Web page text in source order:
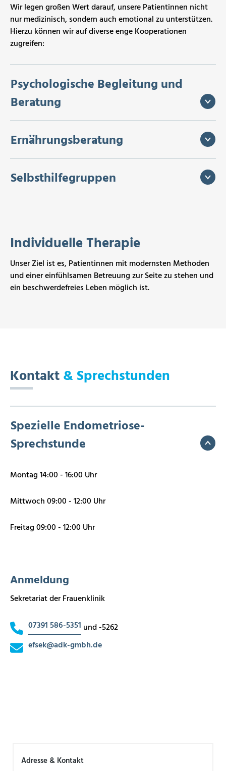
Wir legen großen Wert darauf, unsere Patientinnen nicht
nur medizinisch, sondern auch emotional zu unterstützen.
Hierzu können wir auf diverse enge Kooperationen
zugreifen:
Psychologische Begleitung und
Beratung
Ernährungsberatung
Selbsthilfegruppen
Individuelle Therapie
Unser Ziel ist es, Patientinnen mit modernsten Methoden
und einer einfühlsamen Betreuung zur Seite zu stehen und
ein beschwerdefreies Leben möglich ist.
Kontakt& Sprechstunden
Spezielle Endometriose-
Sprechstunde
Montag 14:00 - 16:00 Uhr
Mittwoch 09:00 - 12:00 Uhr
Freitag 09:00 - 12:00 Uhr
Anmeldung
Sekretariat der Frauenklinik
07391 586-5351 und -5262
efsek@adk-gmbh.de
Adresse & Kontakt